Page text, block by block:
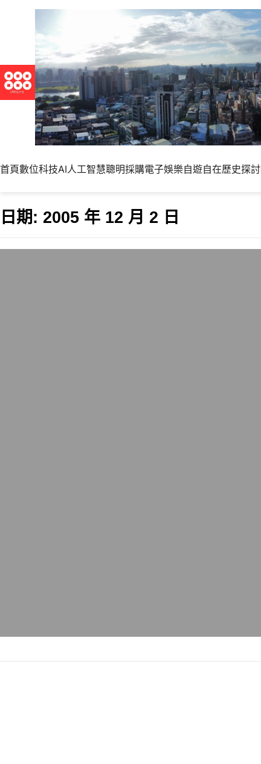
首頁數位科技AI人工智慧聰明採購電子娛樂自遊自在歷史探討
日期: 2005 年 12 月 2 日